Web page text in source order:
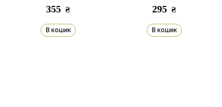
355 ₴
В кошик
295 ₴
В кошик